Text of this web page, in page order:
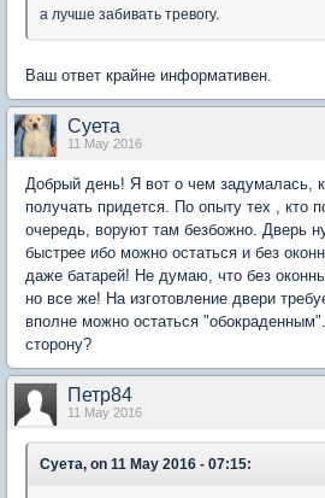
а лучше забивать тревогу.
Ваш ответ крайне информативен.
Суета
11 May 2016
Добрый день! Я вот о чем задумалась,
получать придется. По опыту тех , кто
очередь, воруют там безбожно. Дверь
быстрее ибо можно остаться и без
даже батарей! Не думаю, что без
но все же! На изготовление двери
вполне можно остаться
сторону?
Петр84
11 May 2016
Суета, on 11 May 2016 - 07:15: